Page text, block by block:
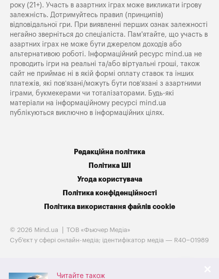
Читайте також
року (21+). Участь в азартних іграх може викликати ігрову
залежність. Дотримуйтесь правил (принципів)
відповідальної гри. При виявленні перших ознак залежності
негайно зверніться до спеціаліста. Пам'ятайте, що участь в
азартних іграх не може бути джерелом доходів або
альтернативою роботі. Інформаційний ресурс mind.ua не
проводить ігри на реальні та/або віртуальні гроші, також
сайт не приймає ні в якій формі оплату ставок та інших
платежів, які пов’язані/можуть бути пов’язані з азартними
іграми, букмекерами чи тоталізаторами. Будь-які
матеріали на інформаційному ресурсі mind.ua
публікуються виключно в інформаційних цілях.
Редакційна політика
Політика ШІ
Угода користувача
Політика конфіденційності
Політика використання файлів cookie
© 2026 Mind.ua
ТОВ «Фьючер Медiа»
Cуб'єкт у сфері онлайн-медіа; ідентифікатор медіа — R40−01989